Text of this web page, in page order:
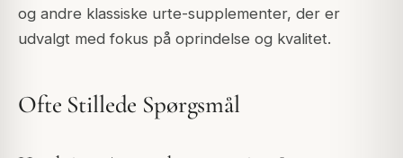
og andre klassiske urte-supplementer, der er
udvalgt med fokus på oprindelse og kvalitet.
Ofte Stillede Spørgsmål